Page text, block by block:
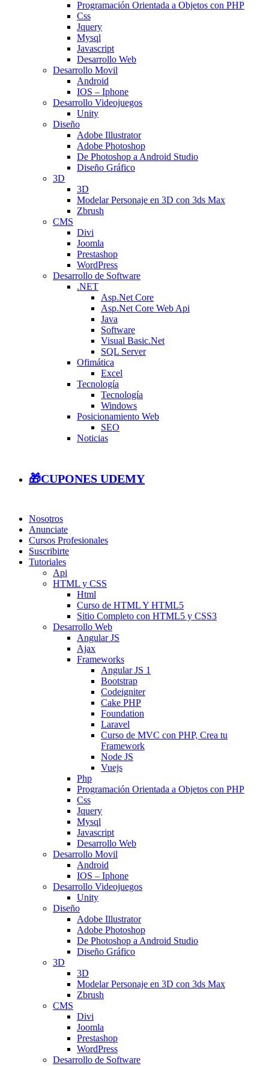
Programación Orientada a Objetos con PHP
Css
Jquery
Mysql
Javascript
Desarrollo Web
Desarrollo Movil
Android
IOS – Iphone
Desarrollo Videojuegos
Unity
Diseño
Adobe Illustrator
Adobe Photoshop
De Photoshop a Android Studio
Diseño Gráfico
3D
3D
Modelar Personaje en 3D con 3ds Max
Zbrush
CMS
Divi
Joomla
Prestashop
WordPress
Desarrollo de Software
.NET
Asp.Net Core
Asp.Net Core Web Api
Java
Software
Visual Basic.Net
SQL Server
Ofimática
Excel
Tecnología
Tecnología
Windows
Posicionamiento Web
SEO
Noticias
🎁CUPONES UDEMY
Nosotros
Anunciate
Cursos Profesionales
Suscribirte
Tutoriales
Api
HTML y CSS
Html
Curso de HTML Y HTML5
Sitio Completo con HTML5 y CSS3
Desarrollo Web
Angular JS
Ajax
Frameworks
Angular JS 1
Bootstrap
Codeigniter
Cake PHP
Foundation
Laravel
Curso de MVC con PHP, Crea tu
Framework
Node JS
Vuejs
Php
Programación Orientada a Objetos con PHP
Css
Jquery
Mysql
Javascript
Desarrollo Web
Desarrollo Movil
Android
IOS – Iphone
Desarrollo Videojuegos
Unity
Diseño
Adobe Illustrator
Adobe Photoshop
De Photoshop a Android Studio
Diseño Gráfico
3D
3D
Modelar Personaje en 3D con 3ds Max
Zbrush
CMS
Divi
Joomla
Prestashop
WordPress
Desarrollo de Software